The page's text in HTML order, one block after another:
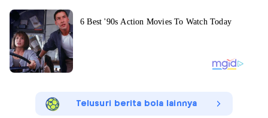
Telusuri berita bola lainnya